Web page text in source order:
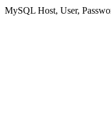
MySQL Host, User,